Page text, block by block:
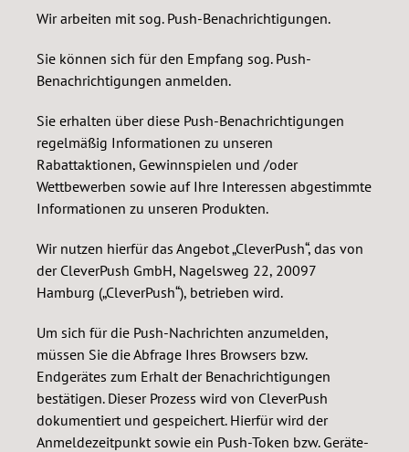
Wir arbeiten mit sog. Push-Benachrichtigungen.
Sie können sich für den Empfang sog. Push-
Benachrichtigungen anmelden.
Sie erhalten über diese Push-Benachrichtigungen
regelmäßig Informationen zu unseren
Rabattaktionen, Gewinnspielen und /oder
Wettbewerben sowie auf Ihre Interessen abgestimmte
Informationen zu unseren Produkten.
Wir nutzen hierfür das Angebot „CleverPush“, das von
der CleverPush GmbH, Nagelsweg 22, 20097
Hamburg („CleverPush“), betrieben wird.
Um sich für die Push-Nachrichten anzumelden,
müssen Sie die Abfrage Ihres Browsers bzw.
Endgerätes zum Erhalt der Benachrichtigungen
bestätigen. Dieser Prozess wird von CleverPush
dokumentiert und gespeichert. Hierfür wird der
Anmeldezeitpunkt sowie ein Push-Token bzw. Geräte-